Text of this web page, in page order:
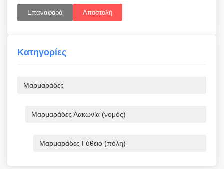
Επαναφορά Αποστολή
Κατηγορίες
Μαρμαράδες
Μαρμαράδες Λακωνία (νομός)
Μαρμαράδες Γύθειο (πόλη)